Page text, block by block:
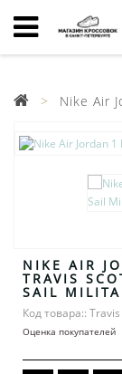
Nike Air
NIKE AIR
TRAVIS
SAIL
Код товара::
Оценка покупателей